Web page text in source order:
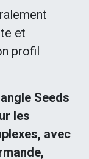
et
profil
Seeds
les
avec